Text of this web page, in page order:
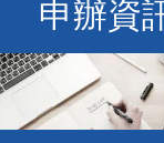
申辦資